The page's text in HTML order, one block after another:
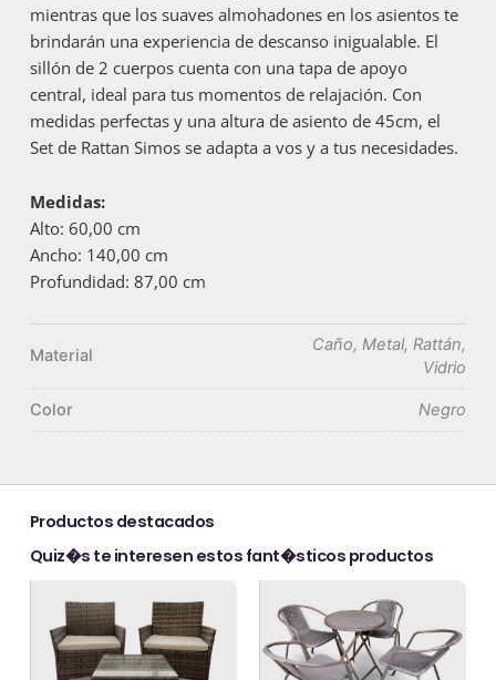
mientras que los suaves almohadones en los asientos te
brindarán una experiencia de descanso inigualable. El
sillón de 2 cuerpos cuenta con una tapa de apoyo
central, ideal para tus momentos de relajación. Con
medidas perfectas y una altura de asiento de 45cm, el
Set de Rattan Simos se adapta a vos y a tus necesidades.
Medidas:
Alto: 60,00 cm
Ancho: 140,00 cm
Profundidad: 87,00 cm
Material
Caño, Metal, Rattán,
Vidrio
Color Negro
Productos destacados
Quiz�s te interesen estos fant�sticos productos